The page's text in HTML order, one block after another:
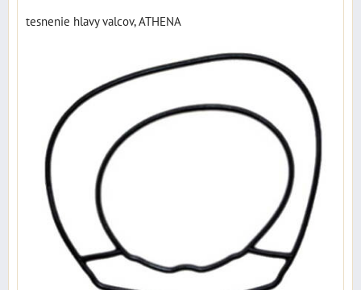
tesnenie hlavy valcov, ATHENA